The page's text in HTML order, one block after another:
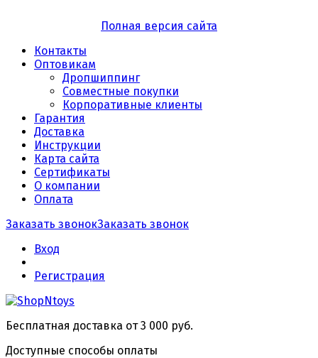
Полная версия сайта
Контакты
Оптовикам
Дропшиппинг
Совместные покупки
Корпоративные клиенты
Гарантия
Доставка
Инструкции
Карта сайта
Сертификаты
О компании
Оплата
Заказать звонокЗаказать звонок
Вход
Регистрация
Бесплатная доставка от 3 000 руб.
Доступные способы оплаты